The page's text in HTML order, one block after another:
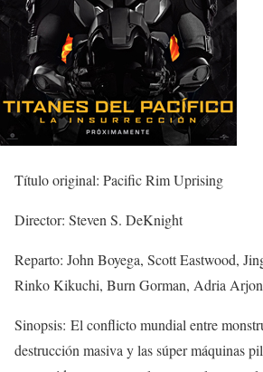
Título original: Pacific Rim Uprising
Director: Steven S. DeKnight
Reparto: John Boyega, Scott Eastwood,
Rinko Kikuchi, Burn Gorman, Adria
Sinopsis: El conflicto mundial entre
destrucción masiva y las súper máquinas